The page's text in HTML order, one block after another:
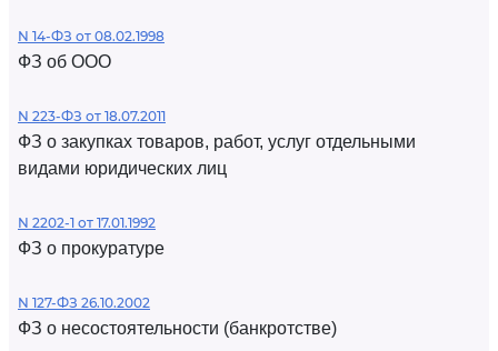
N 14-ФЗ от 08.02.1998
ФЗ об ООО
N 223-ФЗ от 18.07.2011
ФЗ о закупках товаров, работ, услуг отдельными
видами юридических лиц
N 2202-1 от 17.01.1992
ФЗ о прокуратуре
N 127-ФЗ 26.10.2002
ФЗ о несостоятельности (банкротстве)